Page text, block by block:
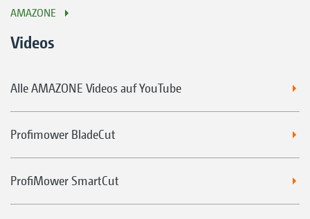
AMAZONE
Videos
Alle AMAZONE Videos auf YouTube
Profimower BladeCut
ProfiMower SmartCut